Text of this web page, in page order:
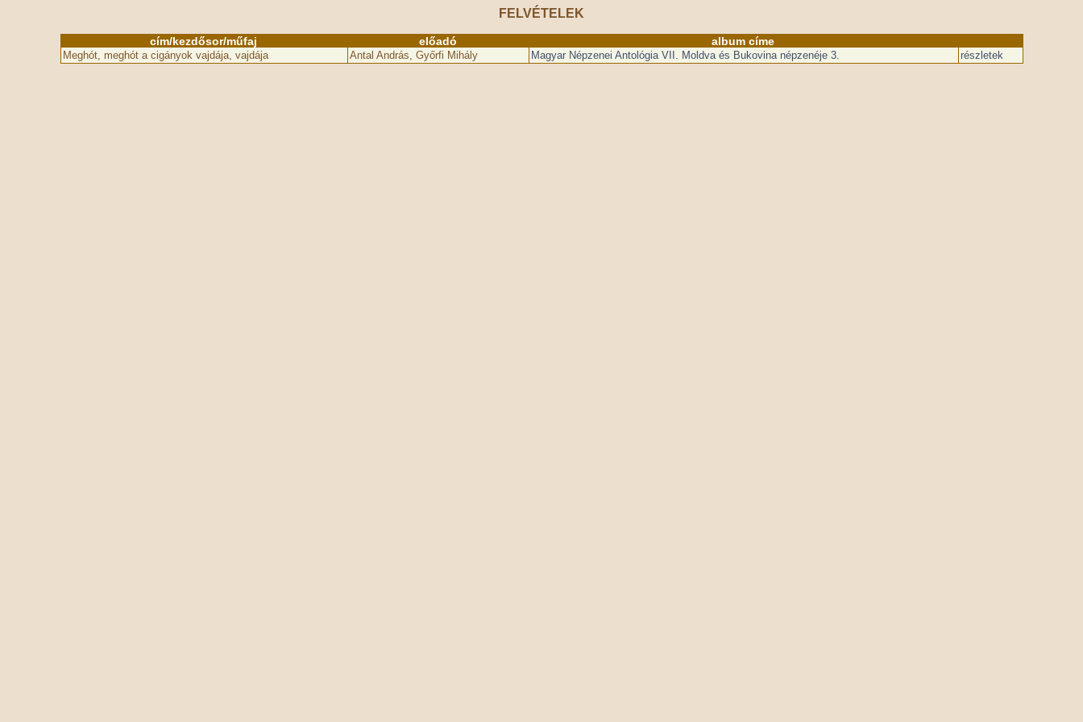
FELVÉTELEK
cím/kezdősor/műfaj előadó album címe
Meghót, meghót a cigányok vajdája, vajdája Antal András, Győrfi Mihály Magyar Népzenei Antológia VII. Moldva és Bukovina népzenéje 3. részletek